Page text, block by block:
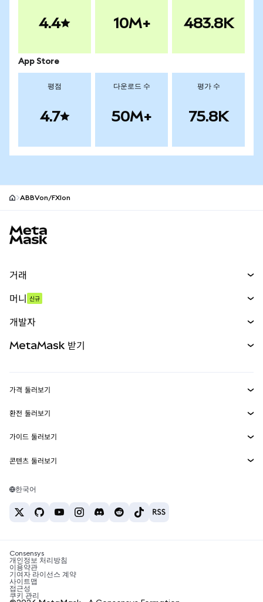
4.4 10M+ 483.8K
App Store
평점
4.7
다운로드 수
50M+
평가 수
75.8K
ABBVon/FXIon
거래
무기한 선물
실물자산
머니 신규
개발자
MetaMask Connect
Snaps
웹3 서비스
MetaMask 받기
보안
고객 지원
채용
가격 둘러보기
이더리움 가격
솔라나 가격
테더 가격
환전 둘러보기
ETH를 USD로 환전
USDT를 INR로 환전
BTC를 INR로 환전
ETH를 USDT로 환전
가이드 둘러보기
ETH 매수
USDT 매수
SHIB 매수
BNB 매수
콘텐츠 둘러보기
솔라나 지갑
암호화폐 세금 뉴스
암호화폐 매수 방법
비트코인 매도 방법
한국어
Consensys
개인정보 처리방침
이용약관
기여자 라이선스 계약
사이트맵
접근성
쿠키 관리